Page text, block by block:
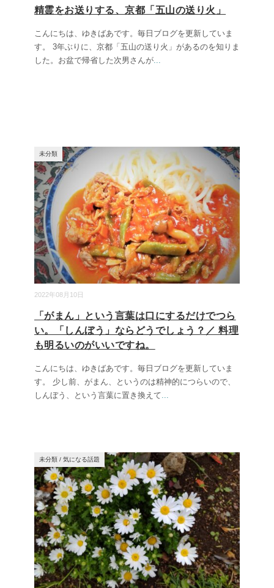
精霊をお送りする、京都「五山の送り火」
こんにちは、ゆきばあです。毎日ブログを更新していま
す。 3年ぶりに、京都「五山の送り火」があるのを知りま
した。お盆で帰省した次男さんが...
2022年08月10日
未分類
「がまん」という言葉は口にするだけでつら
い。「しんぼう」ならどうでしょう？／ 料理
も明るいのがいいですね。
こんにちは、ゆきばあです。毎日ブログを更新していま
す。 少し前、がまん、というのは精神的につらいので、
しんぼう、という言葉に置き換えて...
未分類 / 気になる話題